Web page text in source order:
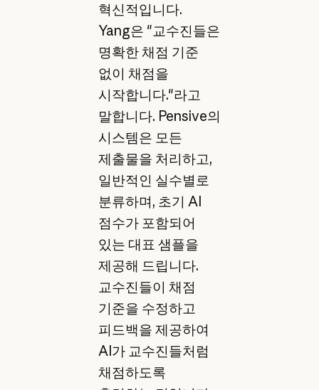
혁신적입니다.
Yang은 "교수진들은
명확한 채점 기준
없이 채점을
시작합니다."라고
말합니다. Pensive의
시스템은 모든
제출물을 처리하고,
일반적인 실수별로
분류하며, 초기 AI
점수가 포함되어
있는 대표 샘플을
제공해 드립니다.
교수진들이 채점
기준을 수정하고
피드백을 제공하여
AI가 교수진들처럼
채점하도록